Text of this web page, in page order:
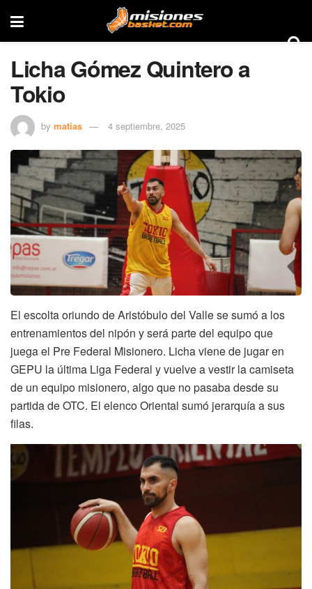
Licha Gómez Quintero a
Tokio
by matias 4 septiembre, 2025
El escolta oriundo de Aristóbulo del Valle se sumó a los
entrenamientos del nipón y será parte del equipo que
juega el Pre Federal Misionero. Licha viene de jugar en
GEPU la última Liga Federal y vuelve a vestir la camiseta
de un equipo misionero, algo que no pasaba desde su
partida de OTC. El elenco Oriental sumó jerarquía a sus
filas.